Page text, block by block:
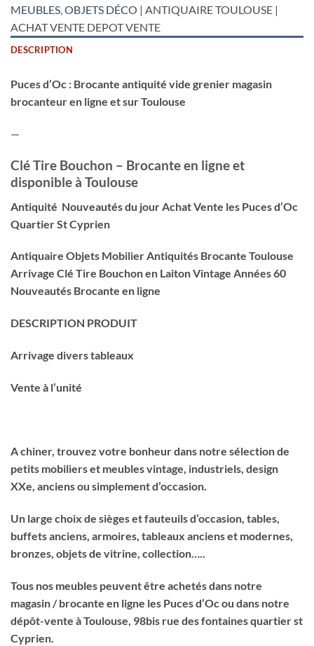
MEUBLES,OBJETS DÉCO | ANTIQUAIRE TOULOUSE |
ACHAT VENTE DEPOT VENTE
DESCRIPTION
Puces d’Oc : Brocante antiquité vide grenier magasin
brocanteur en ligne et sur Toulouse
—
Clé Tire Bouchon – Brocante en ligne et
disponible à Toulouse
Antiquité Nouveautés du jour Achat Vente les Puces d’Oc
Quartier St Cyprien
Antiquaire Objets Mobilier Antiquités Brocante Toulouse
Arrivage Clé Tire Bouchon en Laiton Vintage Années 60
Nouveautés Brocante en ligne
DESCRIPTION PRODUIT
Arrivage divers tableaux
Vente à l’unité
A chiner, trouvez votre bonheur dans notre sélection de
petits mobiliers et meubles vintage, industriels, design
XXe, anciens ou simplement d’occasion.
Un large choix de sièges et fauteuils d’occasion, tables,
buffets anciens, armoires, tableaux anciens et modernes,
bronzes, objets de vitrine, collection…..
Tous nos meubles peuvent être achetés dans notre
magasin / brocante en ligne les Puces d’Oc ou dans notre
dépôt-vente à Toulouse, 98bis rue des fontaines quartier st
Cyprien.